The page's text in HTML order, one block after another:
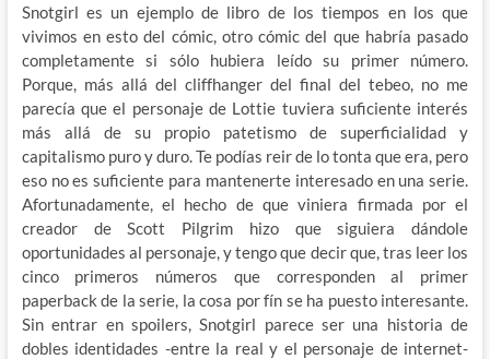
Snotgirl es un ejemplo de libro de los tiempos en los que
vivimos en esto del cómic, otro cómic del que habría pasado
completamente si sólo hubiera leído su primer número.
Porque, más allá del cliffhanger del final del tebeo, no me
parecía que el personaje de Lottie tuviera suficiente interés
más allá de su propio patetismo de superficialidad y
capitalismo puro y duro. Te podías reir de lo tonta que era, pero
eso no es suficiente para mantenerte interesado en una serie.
Afortunadamente, el hecho de que viniera firmada por el
creador de Scott Pilgrim hizo que siguiera dándole
oportunidades al personaje, y tengo que decir que, tras leer los
cinco primeros números que corresponden al primer
paperback de la serie, la cosa por fín se ha puesto interesante.
Sin entrar en spoilers, Snotgirl parece ser una historia de
dobles identidades -entre la real y el personaje de internet-